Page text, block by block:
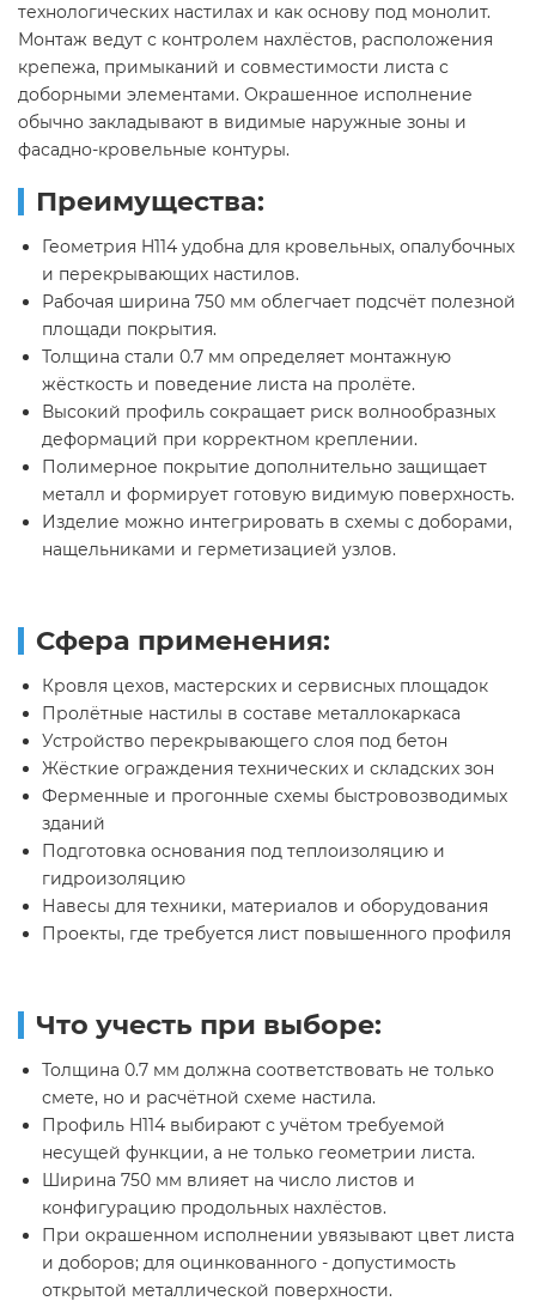
технологических настилах и как основу под монолит.
Монтаж ведут с контролем нахлёстов, расположения
крепежа, примыканий и совместимости листа с
доборными элементами. Окрашенное исполнение
обычно закладывают в видимые наружные зоны и
фасадно-кровельные контуры.
Преимущества:
Геометрия H114 удобна для кровельных, опалубочных
и перекрывающих настилов.
Рабочая ширина 750 мм облегчает подсчёт полезной
площади покрытия.
Толщина стали 0.7 мм определяет монтажную
жёсткость и поведение листа на пролёте.
Высокий профиль сокращает риск волнообразных
деформаций при корректном креплении.
Полимерное покрытие дополнительно защищает
металл и формирует готовую видимую поверхность.
Изделие можно интегрировать в схемы с доборами,
нащельниками и герметизацией узлов.
Сфера применения:
Кровля цехов, мастерских и сервисных площадок
Пролётные настилы в составе металлокаркаса
Устройство перекрывающего слоя под бетон
Жёсткие ограждения технических и складских зон
Ферменные и прогонные схемы быстровозводимых
зданий
Подготовка основания под теплоизоляцию и
гидроизоляцию
Навесы для техники, материалов и оборудования
Проекты, где требуется лист повышенного профиля
Что учесть при выборе:
Толщина 0.7 мм должна соответствовать не только
смете, но и расчётной схеме настила.
Профиль H114 выбирают с учётом требуемой
несущей функции, а не только геометрии листа.
Ширина 750 мм влияет на число листов и
конфигурацию продольных нахлёстов.
При окрашенном исполнении увязывают цвет листа
и доборов; для оцинкованного - допустимость
открытой металлической поверхности.